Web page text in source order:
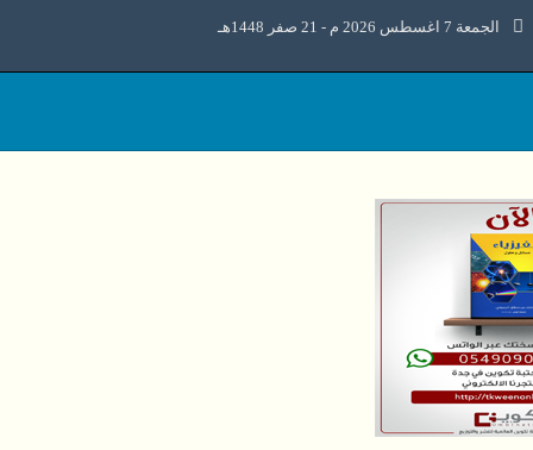
الجمعة 7 اغسطس 2026 م - 21 صفر 1448هـ